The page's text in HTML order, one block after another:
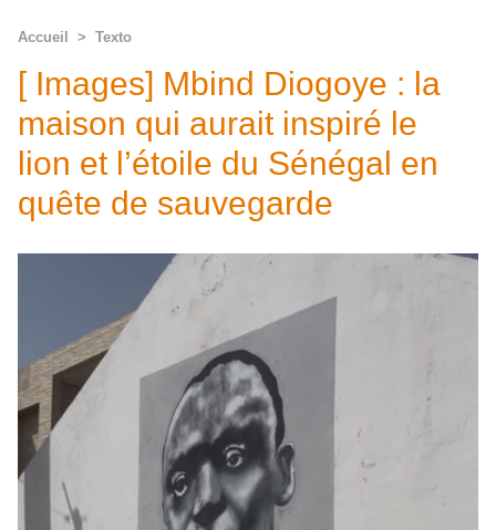
Accueil > Texto
[ Images] Mbind Diogoye : la
maison qui aurait inspiré le
lion et l’étoile du Sénégal en
quête de sauvegarde